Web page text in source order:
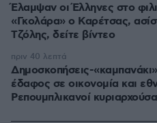
Έλαμψαν οι Έλληνες στο
«Γκολάρα» ο Καρέτσας,
Τζόλης, δείτε βίντεο
Δημοσκοπήσεις-
έδαφος σε οικονομία και
Ρεπουμπλικανοί
πριν 40 λεπτά